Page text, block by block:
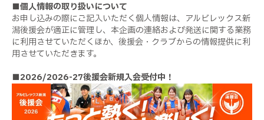
■個人情報の取り扱いについて
お申し込みの際にご記入いただく個人情報は、アルビレックス新
潟後援会が適正に管理し、本企画の連絡および発送に関する業務
に利用させていただくほか、後援会・クラブからの情報提供に利
用させていただきます。
■2026/2026-27後援会新規入会受付中！